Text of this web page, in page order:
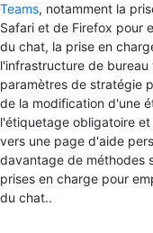
Teams, notamment la
Safari et de Firefox pour
du chat, la prise en
l'infrastructure de bureau
paramètres de stratégie
de la modification d'une
l'étiquetage obligatoire
vers une page d'aide
davantage de méthodes
prises en charge pour
du chat..